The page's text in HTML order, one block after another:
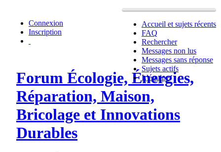
Accueil et sujets récents
FAQ
Rechercher
Messages non lus
Messages sans réponse
Sujets actifs
L’équipe
Connexion
Inscription
Forum Écologie, Énergies,
Réparation, Maison,
Bricolage et Innovations
Durables